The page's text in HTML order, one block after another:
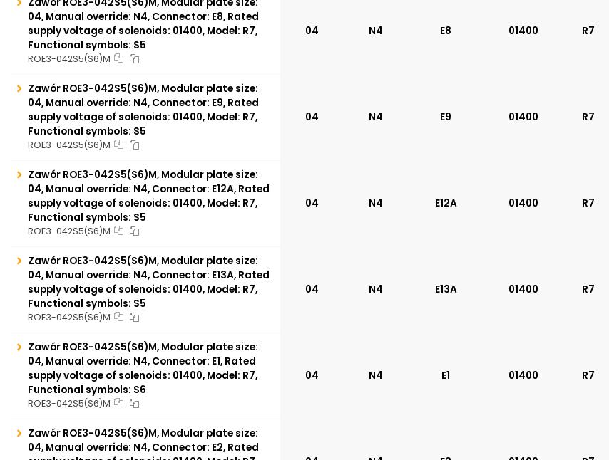
04, Manual override: N4, Connector: E8, Rated
supply voltage of solenoids: 01400, Model: R7,
Functional symbols: S5
ROE3-042S5(S6)M
04 N4 E8 01400 R7
Zawór ROE3-042S5(S6)M, Modular plate size:
04, Manual override: N4, Connector: E9, Rated
supply voltage of solenoids: 01400, Model: R7,
Functional symbols: S5
ROE3-042S5(S6)M
04 N4 E9 01400 R7
Zawór ROE3-042S5(S6)M, Modular plate size:
04, Manual override: N4, Connector: E12A, Rated
supply voltage of solenoids: 01400, Model: R7,
Functional symbols: S5
ROE3-042S5(S6)M
04 N4 E12A 01400 R7
Zawór ROE3-042S5(S6)M, Modular plate size:
04, Manual override: N4, Connector: E13A, Rated
supply voltage of solenoids: 01400, Model: R7,
Functional symbols: S5
ROE3-042S5(S6)M
04 N4 E13A 01400 R7
Zawór ROE3-042S5(S6)M, Modular plate size:
04, Manual override: N4, Connector: E1, Rated
supply voltage of solenoids: 01400, Model: R7,
Functional symbols: S6
ROE3-042S5(S6)M
04 N4 E1 01400 R7
Zawór ROE3-042S5(S6)M, Modular plate size:
04, Manual override: N4, Connector: E2, Rated